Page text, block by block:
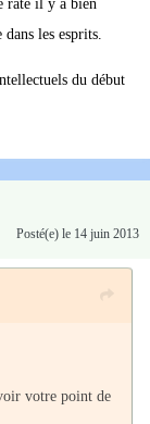
raté il y a bien
les esprits.
du début
Posté(e) le 14 juin 2013
votre point de